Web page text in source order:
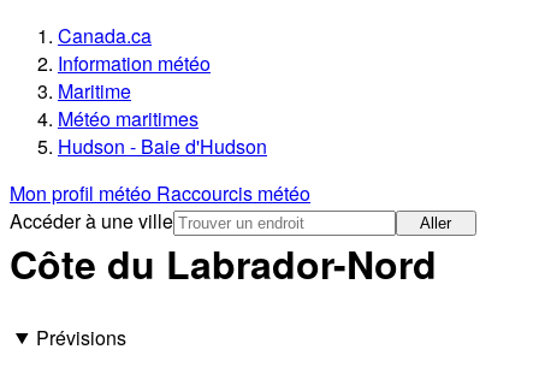
Canada.ca
Information météo
Maritime
Météo maritimes
Hudson - Baie d'Hudson
Mon profil météo Raccourcis météo
Accéder à une ville
Aller
Côte du Labrador-Nord
Prévisions